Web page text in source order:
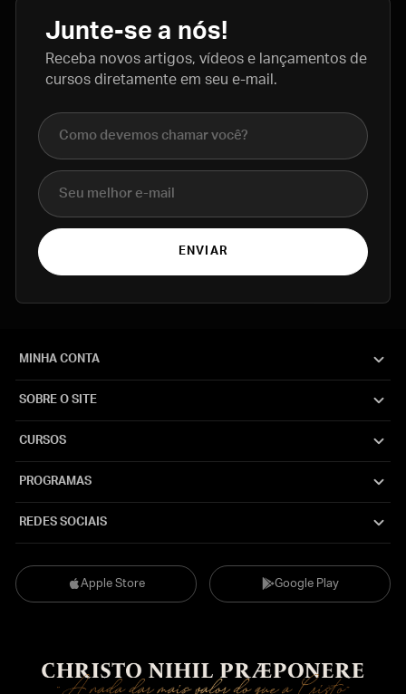
Junte-se a nós!
Receba novos artigos, vídeos e lançamentos de
cursos diretamente em seu e-mail.
Nome completo
E-mail
ENVIAR
Apple Store Google Play
MINHA CONTA
SOBRE O SITE
CURSOS
PROGRAMAS
REDES SOCIAIS